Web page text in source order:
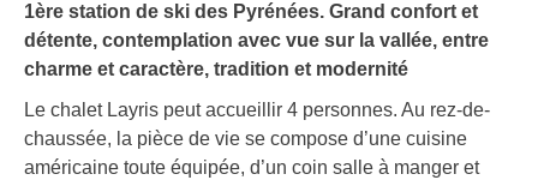
1ère station de ski des Pyrénées. Grand confort et
détente, contemplation avec vue sur la vallée, entre
charme et caractère, tradition et modernité
Le chalet Layris peut accueillir 4 personnes. Au rez-de-
chaussée, la pièce de vie se compose d’une cuisine
américaine toute équipée, d’un coin salle à manger et